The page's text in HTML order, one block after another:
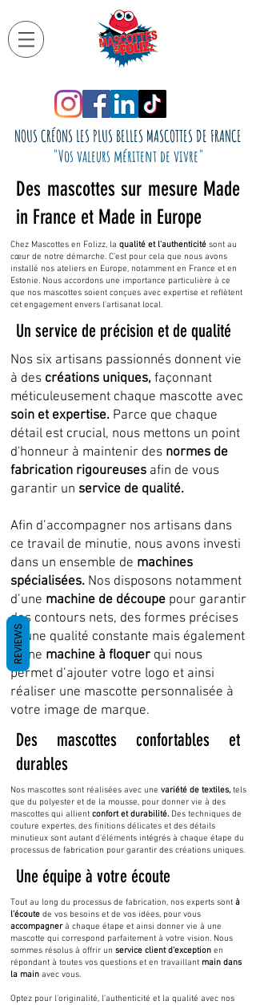
NOUS CRÉONS LES PLUS BELLES MASCOTTES DE FRANCE
"Vos valeurs méritent de vivre"
Des mascottes sur mesure Made
in France et Made in Europe
Chez Mascottes en Folizz, la qualité et l'authenticité sont au
cœur de notre démarche. C’est pour cela que nous avons
installé nos ateliers en Europe, notamment en France et en
Estonie. Nous accordons une importance particulière à ce
que nos mascottes soient conçues avec expertise et reflètent
cet engagement envers l’artisanat local.
Un service de précision et de qualité
Nos six artisans passionnés donnent vie
à des créations uniques, façonnant
méticuleusement chaque mascotte avec
soin et expertise. Parce que chaque
détail est crucial, nous mettons un point
d'honneur à maintenir des normes de
fabrication rigoureuses afin de vous
garantir un service de qualité.
Afin d’accompagner nos artisans dans
ce travail de minutie, nous avons investi
dans un ensemble de machines
spécialisées. Nos disposons notamment
d’une machine de découpe pour garantir
des contours nets, des formes précises
et une qualité constante mais également
d’une machine à floquer qui nous
permet d’ajouter votre logo et ainsi
réaliser une mascotte personnalisée à
votre image de marque.
Des mascottes confortables et
durables
Nos mascottes sont réalisées avec une variété de textiles, tels
que du polyester et de la mousse, pour donner vie à des
mascottes qui allient confort et durabilité. Des techniques de
couture expertes, des finitions délicates et des détails
minutieux sont autant d'éléments intégrés à chaque étape du
processus de fabrication pour garantir des créations uniques.
Une équipe à votre écoute
Tout au long du processus de fabrication, nos experts sont à
l'écoute de vos besoins et de vos idées, pour vous
accompagnerà chaque étape et ainsi donner vie à une
mascotte qui correspond parfaitement à votre vision. Nous
sommes résolus à offrir un service client d'exception en
répondant à toutes vos questions et en travaillant main dans
la main avec vous.
Optez pour l'originalité, l'authenticité et la qualité avec nos
REVIEWS